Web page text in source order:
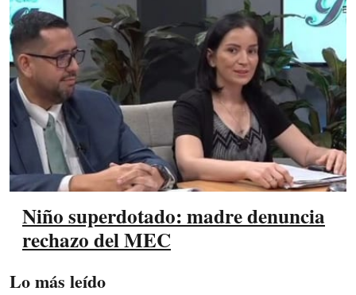
Niño superdotado: madre denuncia
rechazo del MEC
Lo más leído